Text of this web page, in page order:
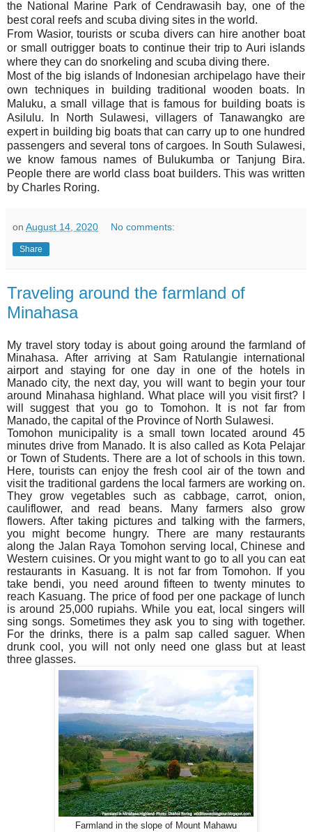
the National Marine Park of Cendrawasih bay, one of the
best coral reefs and scuba diving sites in the world.
From Wasior, tourists or scuba divers can hire another boat
or small outrigger boats to continue their trip to Auri islands
where they can do snorkeling and scuba diving there.
Most of the big islands of Indonesian archipelago have their
own techniques in building traditional wooden boats. In
Maluku, a small village that is famous for building boats is
Asilulu. In North Sulawesi, villagers of Tanawangko are
expert in building big boats that can carry up to one hundred
passengers and several tons of cargoes. In South Sulawesi,
we know famous names of Bulukumba or Tanjung Bira.
People there are world class boat builders. This was written
by Charles Roring.
on August 14, 2020 No comments:
Share
Traveling around the farmland of
Minahasa
My travel story today is about going around the farmland of
Minahasa. After arriving at Sam Ratulangie international
airport and staying for one day in one of the hotels in
Manado city, the next day, you will want to begin your tour
around Minahasa highland. What place will you visit first? I
will suggest that you go to Tomohon. It is not far from
Manado, the capital of the Province of North Sulawesi.
Tomohon municipality is a small town located around 45
minutes drive from Manado. It is also called as Kota Pelajar
or Town of Students. There are a lot of schools in this town.
Here, tourists can enjoy the fresh cool air of the town and
visit the traditional gardens the local farmers are working on.
They grow vegetables such as cabbage, carrot, onion,
cauliflower, and read beans. Many farmers also grow
flowers. After taking pictures and talking with the farmers,
you might become hungry. There are many restaurants
along the Jalan Raya Tomohon serving local, Chinese and
Western cuisines. Or you might want to go to all you can eat
restaurants in Kasuang. It is not far from Tomohon. If you
take bendi, you need around fifteen to twenty minutes to
reach Kasuang. The price of food per one package of lunch
is around 25,000 rupiahs. While you eat, local singers will
sing songs. Sometimes they ask you to sing with together.
For the drinks, there is a palm sap called saguer. When
drunk cool, you will not only need one glass but at least
three glasses.
Farmland in the slope of Mount Mahawu